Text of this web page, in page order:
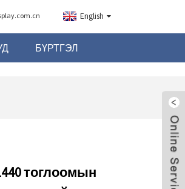
English
БҮРТГЭЛ
тоглоомын